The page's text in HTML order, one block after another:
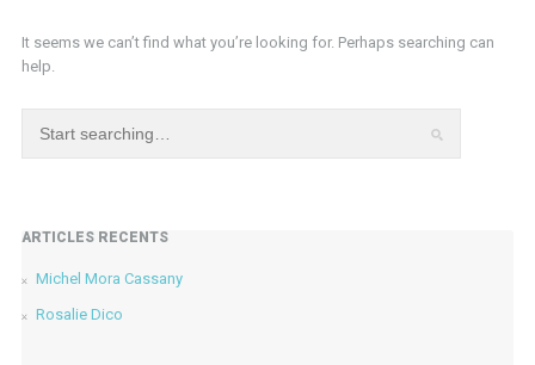
It seems we can’t find what you’re looking for. Perhaps searching can
help.
ARTICLES RÉCENTS
Michel Mora Cassany
Rosalie Dico